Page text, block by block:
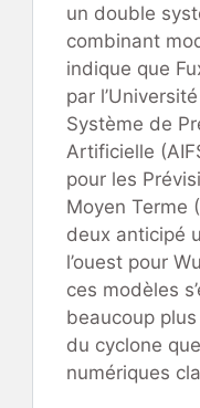
un double
combinant
indique que
par
Système de
Artificielle
pour les
Moyen Terme
deux anticipé
l’ouest pour
ces modèles
beaucoup
du cyclone
numériques